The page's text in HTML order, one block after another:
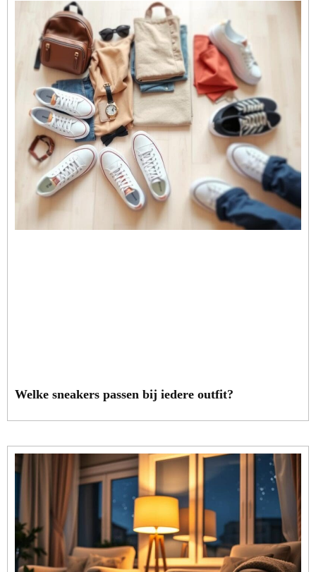
Welke sneakers passen bij iedere outfit?